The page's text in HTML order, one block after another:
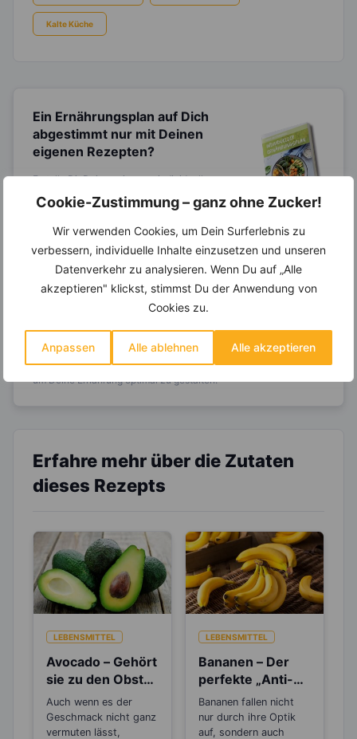
Cookie-Zustimmung – ganz ohne Zucker!
Wir verwenden Cookies, um Dein Surferlebnis zu
verbessern, individuelle Inhalte einzusetzen und unseren
Datenverkehr zu analysieren. Wenn Du auf „Alle
akzeptieren" klickst, stimmst Du der Anwendung von
Cookies zu.
Anpassen Alle ablehnen Alle akzeptieren
Kalte Küche
Ein Ernährungsplan auf Dich
abgestimmt nur mit Deinen
eigenen Rezepten?
Erstelle Dir Deinen eigenen, individuellen
Lieblingsrezepten auf Basis des gesamten
14.000 Rezepte, autom.
dynamische
Einkaufsliste und noch mehr?
Entdecke dieinvi
-Mitgliedschaft und erhalte
viele hilfreiche und zeitsparende Möglichkeiten,
um Deine Ernährung optimal zu gestalten.
Erfahre mehr über die Zutaten
dieses Rezepts
LEBENSMITTEL
Avocado – Gehört
sie zu den Obst-
oder
Gemüsesorten?
Auch wenn es der
Geschmack nicht ganz
vermuten lässt,
LEBENSMITTEL
Bananen – Der
perfekte „Anti-
Stress“-Snack
Bananen fallen nicht
nur durch ihre Optik
auf, sondern auch